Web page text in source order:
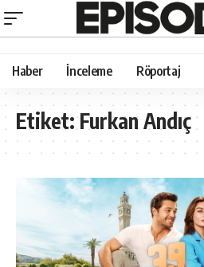
Haber İnceleme Röportaj
Etiket:Furkan Andıç